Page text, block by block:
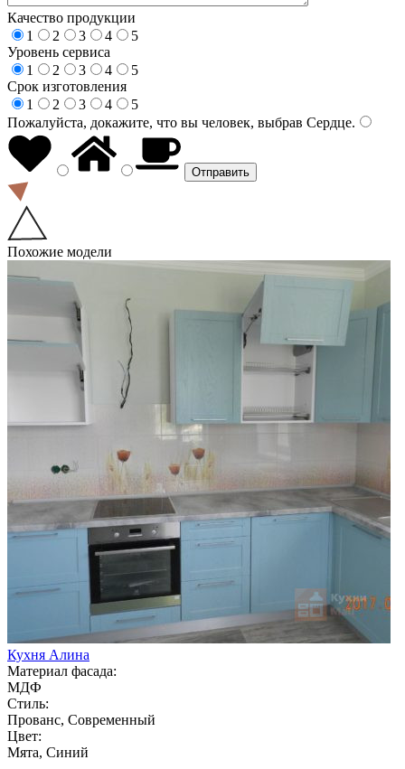
Качество продукции
1
2 3 4
5
Уровень сервиса
1
2 3 4
5
Срок изготовления
1
2 3 4
5
Пожалуйста, докажите, что вы человек, выбрав Сердце.
Похожие модели
Кухня Алина
Материал фасада:
МДФ
Стиль:
Прованс, Современный
Цвет:
Мята, Синий